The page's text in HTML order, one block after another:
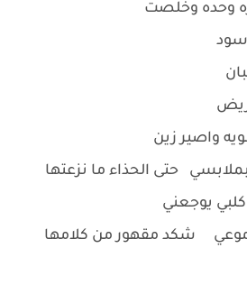
وحده وخلصت
واصير زين
حتى الحذاء ما نزعتها
يوجعني
دموعي شكد مقهور من كلامها